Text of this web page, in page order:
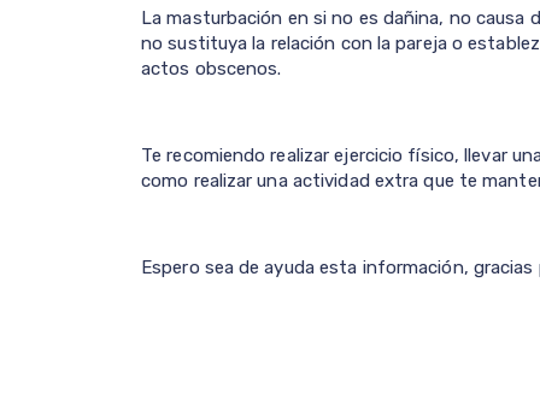
La masturbación en si no es dañina, no
no sustituya la relación con la pareja o
actos obscenos.
Te recomiendo realizar ejercicio físico, llevar
como realizar una actividad extra que te
Espero sea de ayuda esta información, gracias